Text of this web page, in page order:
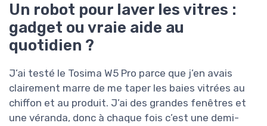
Un robot pour laver les vitres :
gadget ou vraie aide au
quotidien ?
J’ai testé le Tosima W5 Pro parce que j’en avais
clairement marre de me taper les baies vitrées au
chiffon et au produit. J’ai des grandes fenêtres et
une véranda, donc à chaque fois c’est une demi-